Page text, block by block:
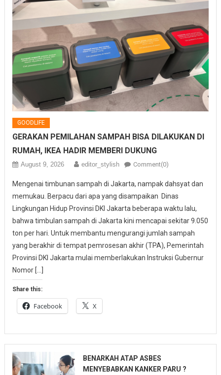
GOODLIFE
GERAKAN PEMILAHAN SAMPAH BISA DILAKUKAN DI
RUMAH, IKEA HADIR MEMBERI DUKUNG
August 9, 2026 editor_stylish Comment(0)
Mengenai timbunan sampah di Jakarta, nampak dahsyat dan
memukau. Berpacu dari apa yang disampaikan Dinas
Lingkungan Hidup Provinsi DKI Jakarta beberapa waktu lalu,
bahwa timbulan sampah di Jakarta kini mencapai sekitar 9.050
ton per hari. Untuk membantu mengurangi jumlah sampah
yang berakhir di tempat pemrosesan akhir (TPA), Pemerintah
Provinsi DKI Jakarta mulai memberlakukan Instruksi Gubernur
Nomor […]
Share this:
Facebook X
BENARKAH ATAP ASBES
MENYEBABKAN KANKER PARU ?